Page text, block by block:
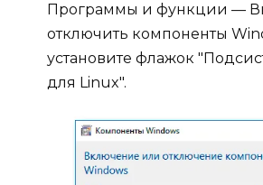
Программы и функции —
отключить компоненты
установите флажок
для Linux".